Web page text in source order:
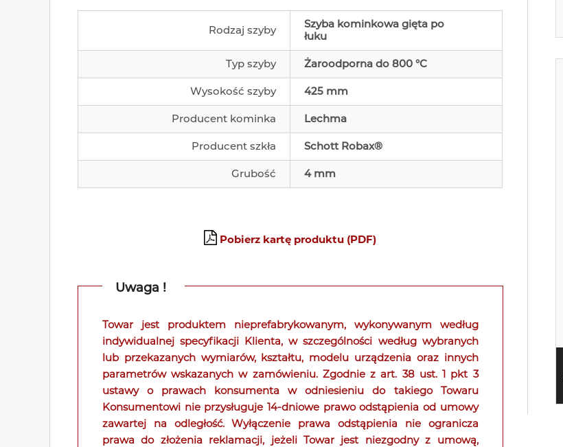
Rodzaj szyby
Szyba kominkowa gięta po
łuku
Typ szyby Żaroodporna do 800 °C
Wysokość szyby 425 mm
Producent kominka Lechma
Producent szkła Schott Robax®
Grubość 4 mm
Pobierz kartę produktu (PDF)
Uwaga !
Towar jest produktem nieprefabrykowanym, wykonywanym według
indywidualnej specyfikacji Klienta, w szczególności według wybranych
lub przekazanych wymiarów, kształtu, modelu urządzenia oraz innych
parametrów wskazanych w zamówieniu. Zgodnie z art. 38 ust. 1 pkt 3
ustawy o prawach konsumenta w odniesieniu do takiego Towaru
Konsumentowi nie przysługuje 14-dniowe prawo odstąpienia od umowy
zawartej na odległość. Wyłączenie prawa odstąpienia nie ogranicza
prawa do złożenia reklamacji, jeżeli Towar jest niezgodny z umową,